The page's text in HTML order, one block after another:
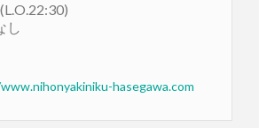
hasegawa.com